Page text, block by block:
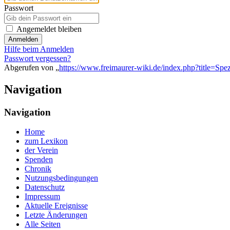
Passwort
Angemeldet bleiben
Anmelden
Hilfe beim Anmelden
Passwort vergessen?
Abgerufen von „https://www.freimaurer-wiki.de/
Navigation
Navigation
Home
zum Lexikon
der Verein
Spenden
Chronik
Nutzungsbedingungen
Datenschutz
Impressum
Aktuelle Ereignisse
Letzte Änderungen
Alle Seiten